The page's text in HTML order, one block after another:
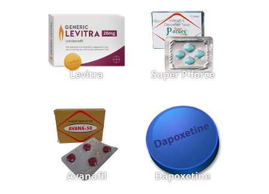
Levitra Super P-force
Avanafil Dapoxetine